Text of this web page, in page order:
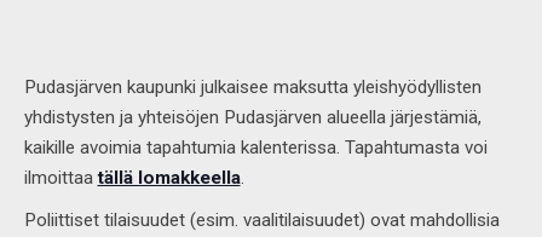
Pudasjärven kaupunki julkaisee maksutta yleishyödyllisten
yhdistysten ja yhteisöjen Pudasjärven alueella järjestämiä,
kaikille avoimia tapahtumia kalenterissa. Tapahtumasta voi
ilmoittaatällä lomakkeella.
Poliittiset tilaisuudet (esim. vaalitilaisuudet) ovat mahdollisia